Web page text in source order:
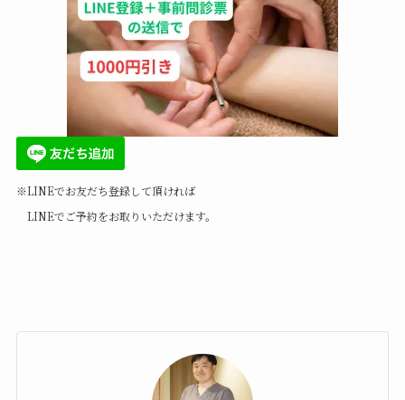
※LINEでお友だち登録して頂ければ
LINEでご予約をお取りいただけます。